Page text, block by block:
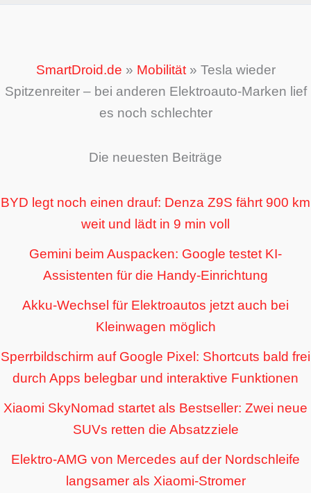
SmartDroid.de » Mobilität» Tesla wieder
Spitzenreiter – bei anderen Elektroauto-Marken lief
es noch schlechter
Die neuesten Beiträge
BYD legt noch einen drauf: Denza Z9S fährt 900 km
weit und lädt in 9 min voll
Gemini beim Auspacken: Google testet KI-
Assistenten für die Handy-Einrichtung
Akku-Wechsel für Elektroautos jetzt auch bei
Kleinwagen möglich
Sperrbildschirm auf Google Pixel: Shortcuts bald frei
durch Apps belegbar und interaktive Funktionen
Xiaomi SkyNomad startet als Bestseller: Zwei neue
SUVs retten die Absatzziele
Elektro-AMG von Mercedes auf der Nordschleife
langsamer als Xiaomi-Stromer